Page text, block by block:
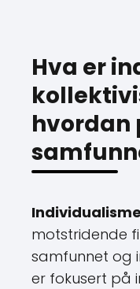
Hva er
hvordan
Individualisme
motstridende
samfunnet og
er fokusert på